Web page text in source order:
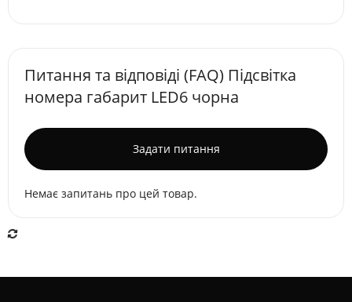
Питання та відповіді (FAQ) Підсвітка
номера габарит LED6 чорна
Задати питання
Немає запитань про цей товар.